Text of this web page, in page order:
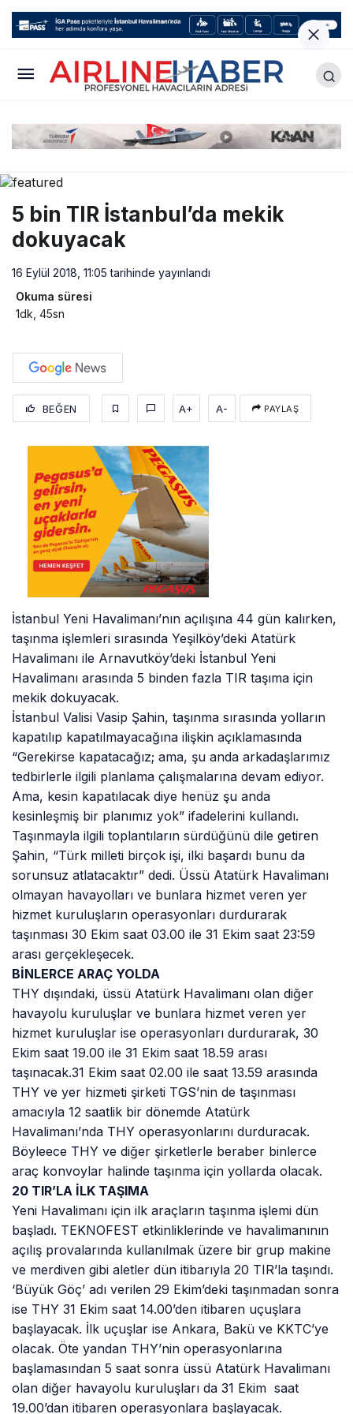
5 bin TIR İstanbul’da mekik
dokuyacak
16 Eylül 2018, 11:05 tarihinde yayınlandı
Okuma süresi
1dk, 45sn
BEĞEN A+ A- PAYLAŞ
İstanbul Yeni Havalimanı’nın açılışına 44 gün kalırken,
taşınma işlemleri sırasında Yeşilköy’deki Atatürk
Havalimanı ile Arnavutköy’deki İstanbul Yeni
Havalimanı arasında 5 binden fazla TIR taşıma için
mekik dokuyacak.
İstanbul Valisi Vasip Şahin, taşınma sırasında yolların
kapatılıp kapatılmayacağına ilişkin açıklamasında
“Gerekirse kapatacağız; ama, şu anda arkadaşlarımız
tedbirlerle ilgili planlama çalışmalarına devam ediyor.
Ama, kesin kapatılacak diye henüz şu anda
kesinleşmiş bir planımız yok” ifadelerini kullandı.
Taşınmayla ilgili toplantıların sürdüğünü dile getiren
Şahin, “Türk milleti birçok işi, ilki başardı bunu da
sorunsuz atlatacaktır” dedi. Üssü Atatürk Havalimanı
olmayan havayolları ve bunlara hizmet veren yer
hizmet kuruluşların operasyonları durdurarak
taşınması 30 Ekim saat 03.00 ile 31 Ekim saat 23:59
arası gerçekleşecek.
BİNLERCE ARAÇ YOLDA
THY dışındaki, üssü Atatürk Havalimanı olan diğer
havayolu kuruluşlar ve bunlara hizmet veren yer
hizmet kuruluşlar ise operasyonları durdurarak, 30
Ekim saat 19.00 ile 31 Ekim saat 18.59 arası
taşınacak.31 Ekim saat 02.00 ile saat 13.59 arasında
THY ve yer hizmeti şirketi TGS’nin de taşınması
amacıyla 12 saatlik bir dönemde Atatürk
Havalimanı’nda THY operasyonlarını durduracak.
Böyleece THY ve diğer şirketlerle beraber binlerce
araç konvoylar halinde taşınma için yollarda olacak.
20 TIR’LA İLK TAŞIMA
Yeni Havalimanı için ilk araçların taşınma işlemi dün
başladı. TEKNOFEST etkinliklerinde ve havalimanının
açılış provalarında kullanılmak üzere bir grup makine
ve merdiven gibi aletler dün itibarıyla 20 TIR’la taşındı.
‘Büyük Göç’ adı verilen 29 Ekim’deki taşınmadan sonra
ise THY 31 Ekim saat 14.00’den itibaren uçuşlara
başlayacak. İlk uçuşlar ise Ankara, Bakü ve KKTC’ye
olacak. Öte yandan THY’nin operasyonlarına
başlamasından 5 saat sonra üssü Atatürk Havalimanı
olan diğer havayolu kuruluşları da 31 Ekim saat
19.00’dan itibaren operasyonlara başlayacak.